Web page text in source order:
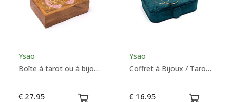
Ysao
Boîte à tarot ou à bijoux lotus Namaste quartz rose
€ 27.95
Ysao
Coffret à Bijoux / Tarot Velours Pétrole Avec Graine de Vie - Ysao
€ 16.95